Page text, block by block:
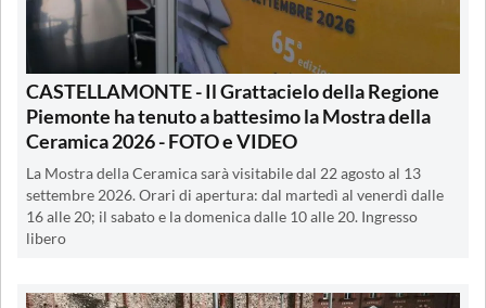
CASTELLAMONTE - Il Grattacielo della Regione
Piemonte ha tenuto a battesimo la Mostra della
Ceramica 2026 - FOTO e VIDEO
La Mostra della Ceramica sarà visitabile dal 22 agosto al 13
settembre 2026. Orari di apertura: dal martedì al venerdì dalle
16 alle 20; il sabato e la domenica dalle 10 alle 20. Ingresso
libero